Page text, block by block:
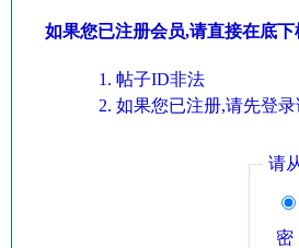
如果您已注册会员,请直接在底
帖子ID非法
如果您已注册,请先登
请
密